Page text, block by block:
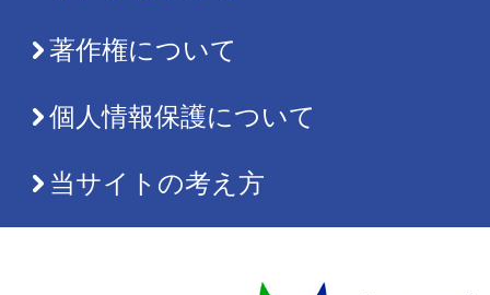
著作権について
個人情報保護について
当サイトの考え方